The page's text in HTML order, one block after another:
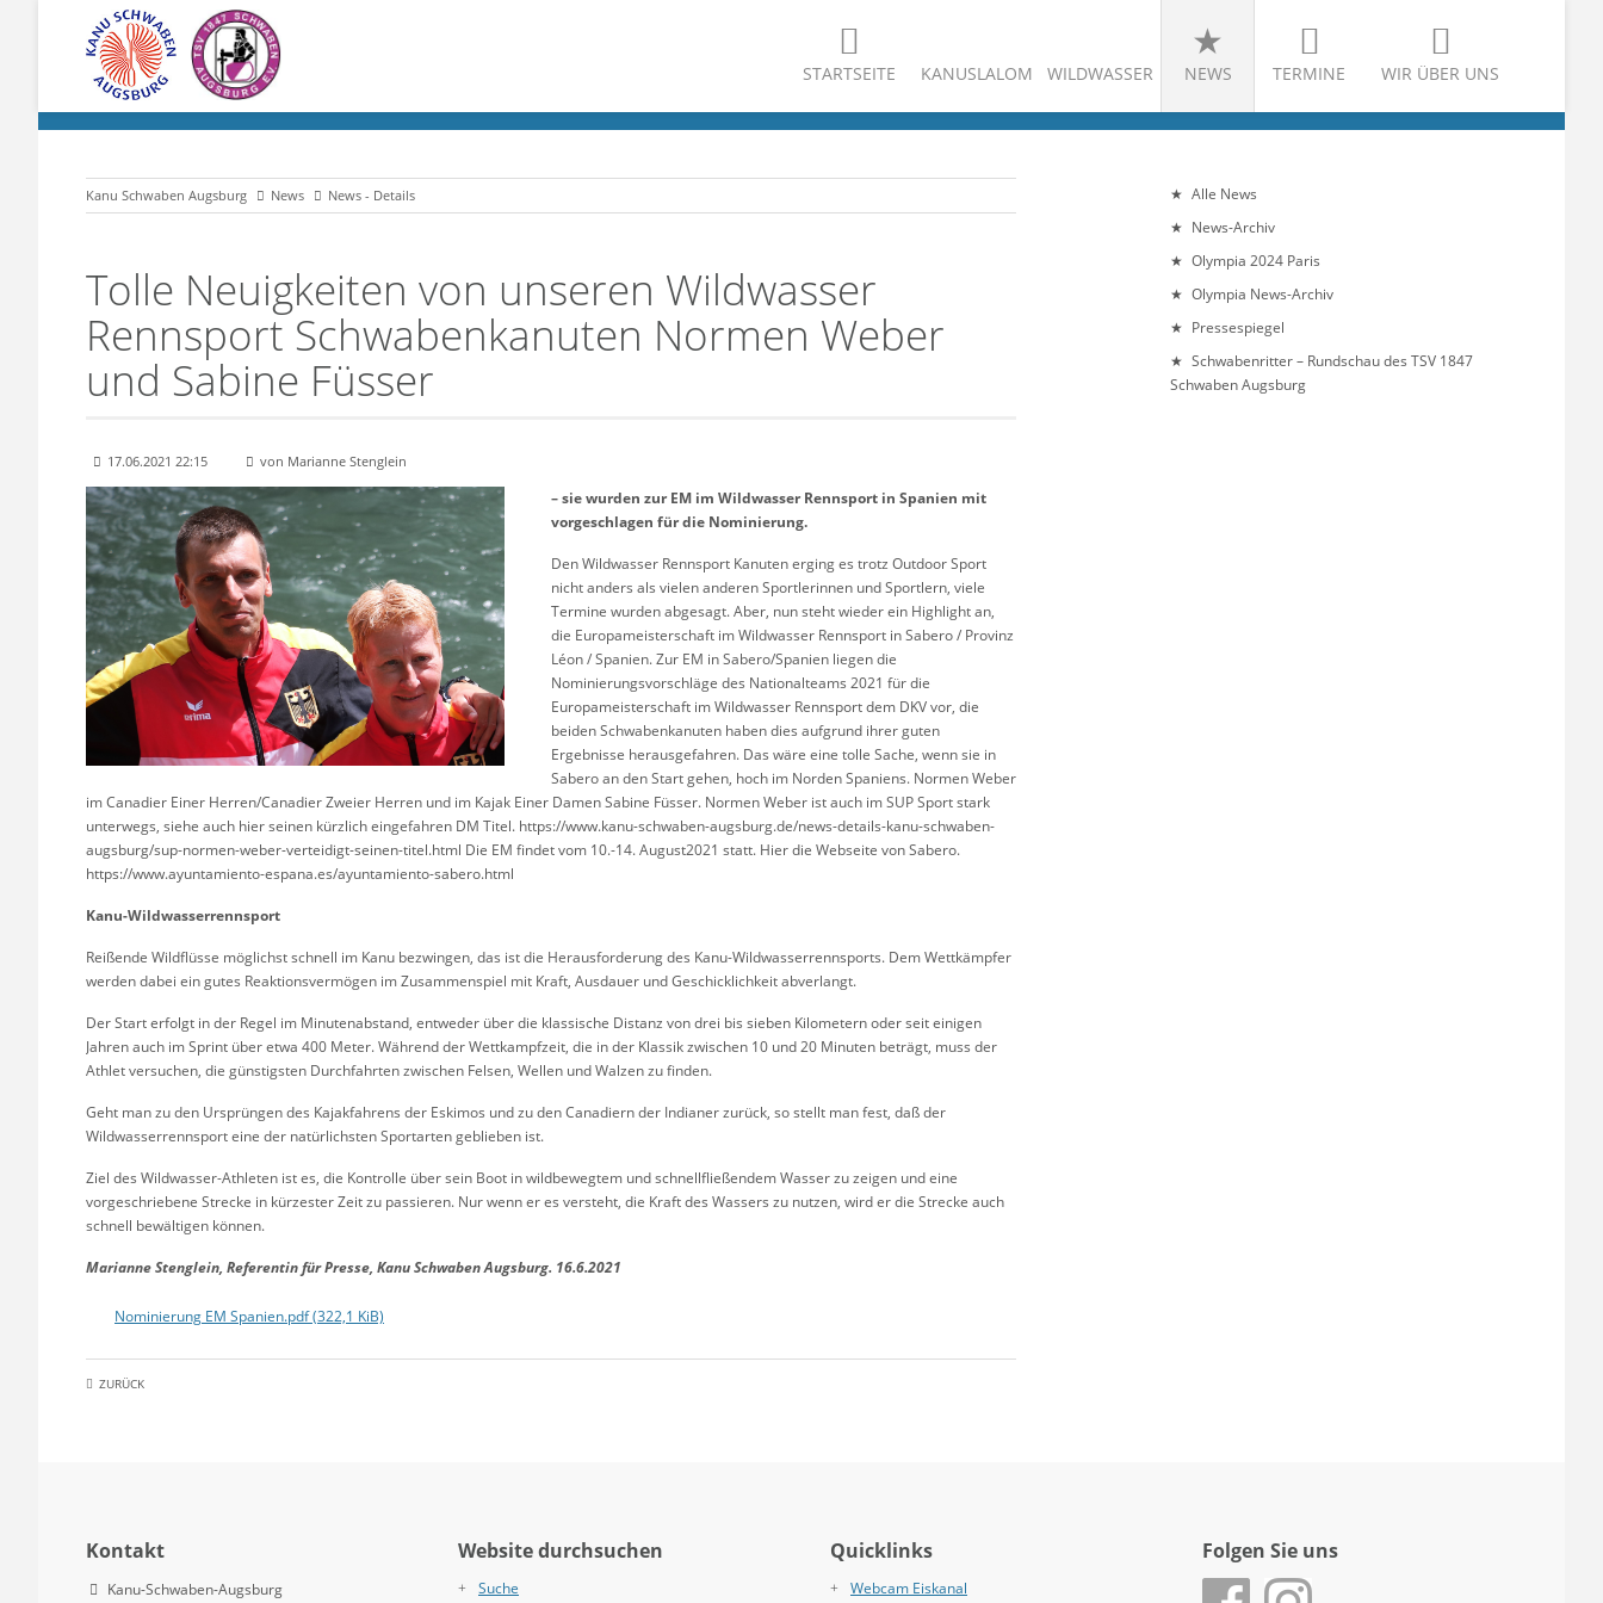
STARTSEITE KANUSLALOM WILDWASSER NEWS TERMINE WIR ÜBER UNS
Kanu Schwaben Augsburg News News - Details
Tolle Neuigkeiten von unseren Wildwasser
Rennsport Schwabenkanuten Normen Weber
und Sabine Füsser
17.06.2021 22:15 von Marianne Stenglein
– sie wurden zur EM im Wildwasser Rennsport in Spanien mit
vorgeschlagen für die Nominierung.
Den Wildwasser Rennsport Kanuten erging es trotz Outdoor Sport
nicht anders als vielen anderen Sportlerinnen und Sportlern, viele
Termine wurden abgesagt. Aber, nun steht wieder ein Highlight an,
die Europameisterschaft im Wildwasser Rennsport in Sabero / Provinz
Léon / Spanien. Zur EM in Sabero/Spanien liegen die
Nominierungsvorschläge des Nationalteams 2021 für die
Europameisterschaft im Wildwasser Rennsport dem DKV vor, die
beiden Schwabenkanuten haben dies aufgrund ihrer guten
Ergebnisse herausgefahren. Das wäre eine tolle Sache, wenn sie in
Sabero an den Start gehen, hoch im Norden Spaniens. Normen Weber
im Canadier Einer Herren/Canadier Zweier Herren und im Kajak Einer Damen Sabine Füsser. Normen Weber ist auch im SUP Sport stark
unterwegs, siehe auch hier seinen kürzlich eingefahren DM Titel. https://www.kanu-schwaben-augsburg.de/news-details-kanu-schwaben-
augsburg/sup-normen-weber-verteidigt-seinen-titel.html Die EM findet vom 10.-14. August2021 statt. Hier die Webseite von Sabero.
https://www.ayuntamiento-espana.es/ayuntamiento-sabero.html
Kanu-Wildwasserrennsport
Reißende Wildflüsse möglichst schnell im Kanu bezwingen, das ist die Herausforderung des Kanu-Wildwasserrennsports. Dem Wettkämpfer
werden dabei ein gutes Reaktionsvermögen im Zusammenspiel mit Kraft, Ausdauer und Geschicklichkeit abverlangt.
Der Start erfolgt in der Regel im Minutenabstand, entweder über die klassische Distanz von drei bis sieben Kilometern oder seit einigen
Jahren auch im Sprint über etwa 400 Meter. Während der Wettkampfzeit, die in der Klassik zwischen 10 und 20 Minuten beträgt, muss der
Athlet versuchen, die günstigsten Durchfahrten zwischen Felsen, Wellen und Walzen zu finden.
Geht man zu den Ursprüngen des Kajakfahrens der Eskimos und zu den Canadiern der Indianer zurück, so stellt man fest, daß der
Wildwasserrennsport eine der natürlichsten Sportarten geblieben ist.
Ziel des Wildwasser-Athleten ist es, die Kontrolle über sein Boot in wildbewegtem und schnellfließendem Wasser zu zeigen und eine
vorgeschriebene Strecke in kürzester Zeit zu passieren. Nur wenn er es versteht, die Kraft des Wassers zu nutzen, wird er die Strecke auch
schnell bewältigen können.
Marianne Stenglein, Referentin für Presse, Kanu Schwaben Augsburg. 16.6.2021
Nominierung EM Spanien.pdf(322,1 KiB)
ZURÜCK
Alle News
News-Archiv
Olympia 2024 Paris
Olympia News-Archiv
Pressespiegel
Schwabenritter – Rundschau des TSV 1847
Schwaben Augsburg
Kontakt
Kanu-Schwaben-Augsburg
Website durchsuchen
Suche
Quicklinks
Webcam Eiskanal
Folgen Sie uns